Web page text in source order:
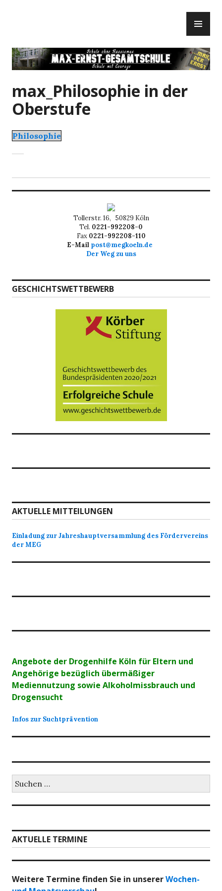
max_Philosophie in der
Oberstufe
Philosophie
Tollerstr. 16, 50829 Köln
Tel. 0221-992208-0
Fax 0221-992208-110
E-Mail post@megkoeln.de
Der Weg zu uns
GESCHICHTSWETTBEWERB
AKTUELLE MITTEILUNGEN
Einladung zur Jahreshauptversammlung des Fördervereins
der MEG
Angebote der Drogenhilfe Köln für Eltern und
Angehörige bezüglich übermäßiger
Mediennutzung sowie Alkoholmissbrauch und
Drogensucht
Infos zur Suchtprävention
nach:
AKTUELLE TERMINE
Weitere Termine finden Sie in unsererWochen-